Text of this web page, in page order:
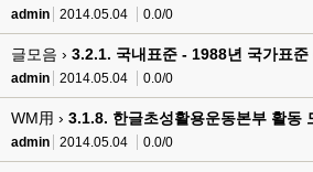
admin 2014.05.04 0.0/0
글모음 › 3.2.1. 국내표준 - 1988년 국가표준
admin 2014.05.04 0.0/0
WM用 › 3.1.8. 한글초성활용운동본부 활동
admin 2014.05.04 0.0/0